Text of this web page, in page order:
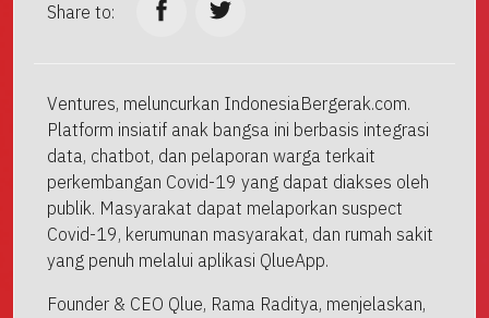
Share to:
Ventures, meluncurkan IndonesiaBergerak.com.
Platform insiatif anak bangsa ini berbasis integrasi
data, chatbot, dan pelaporan warga terkait
perkembangan Covid-19 yang dapat diakses oleh
publik. Masyarakat dapat melaporkan suspect
Covid-19, kerumunan masyarakat, dan rumah sakit
yang penuh melalui aplikasi QlueApp.
Founder & CEO Qlue, Rama Raditya, menjelaskan,